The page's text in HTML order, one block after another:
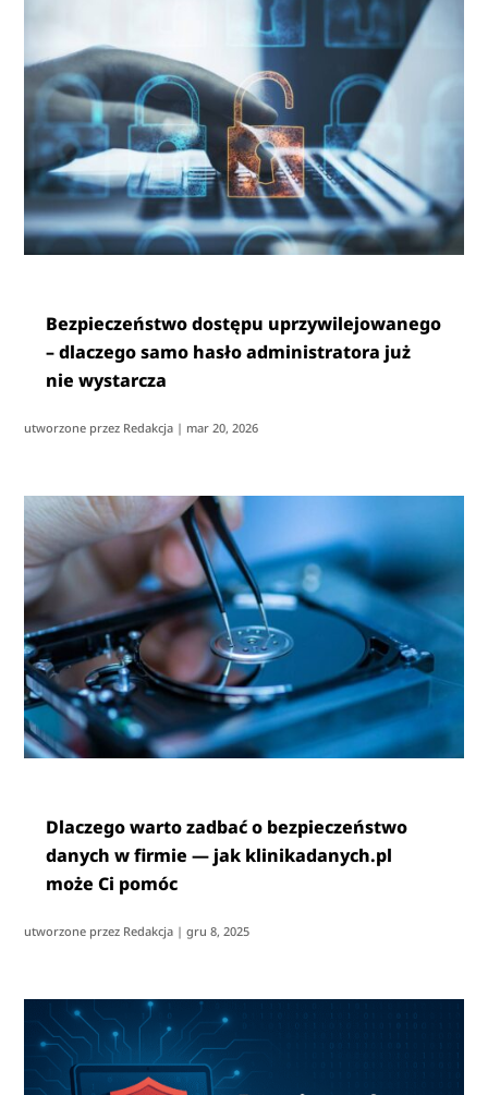
Bezpieczeństwo dostępu uprzywilejowanego
– dlaczego samo hasło administratora już
nie wystarcza
utworzone przez Redakcja | mar 20, 2026
Dlaczego warto zadbać o bezpieczeństwo
danych w firmie — jak klinikadanych.pl
może Ci pomóc
utworzone przez Redakcja |gru 8, 2025